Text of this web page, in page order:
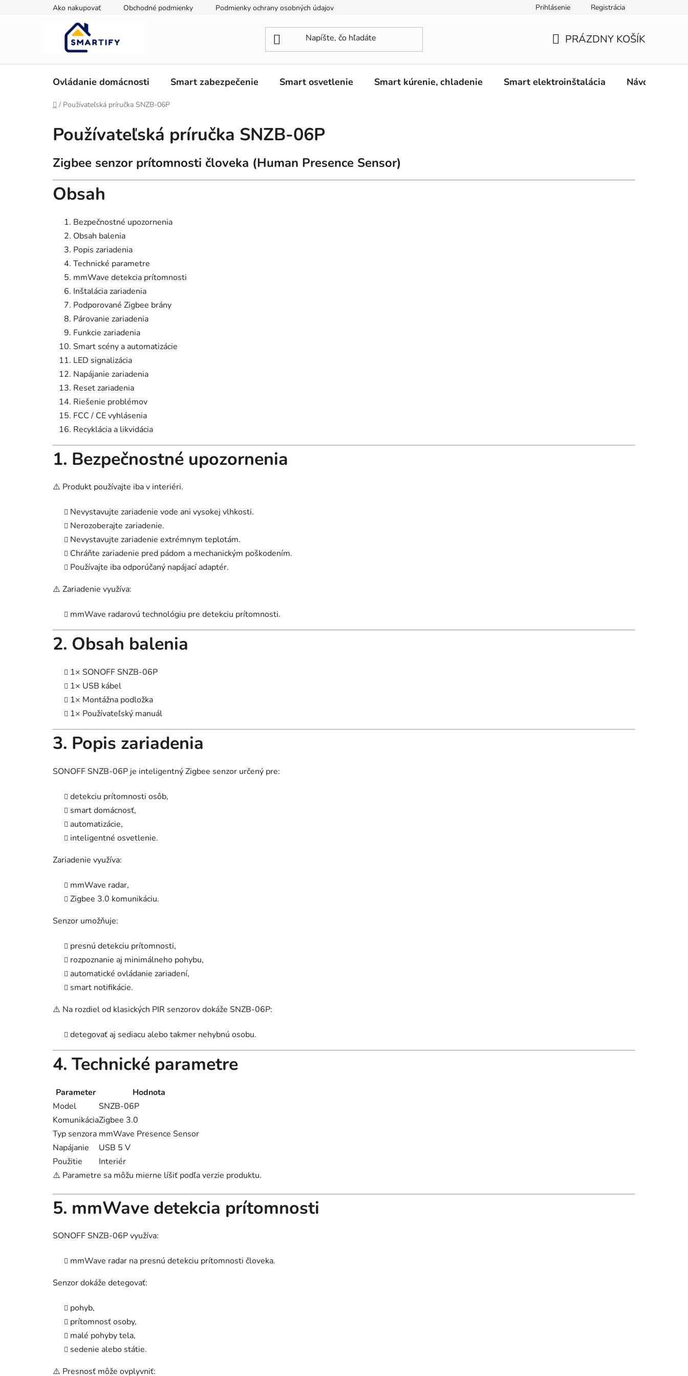
Ako nakupovať Obchodné podmienky Podmienky ochrany osobných údajov Prihlásenie Registrácia
KOŠÍK
PRÁZDNY KOŠÍK
Ovládanie domácnosti Smart zabezpečenie Smart osvetlenie Smart kúrenie, chladenie Smart elektroinštalácia Návody
Domov
/ Používateľská príručka SNZB-06P
Používateľská príručka SNZB-06P
Zigbee senzor prítomnosti človeka (Human Presence Sensor)
Obsah
Bezpečnostné upozornenia
Obsah balenia
Popis zariadenia
Technické parametre
mmWave detekcia prítomnosti
Inštalácia zariadenia
Podporované Zigbee brány
Párovanie zariadenia
Funkcie zariadenia
Smart scény a automatizácie
LED signalizácia
Napájanie zariadenia
Reset zariadenia
Riešenie problémov
FCC / CE vyhlásenia
Recyklácia a likvidácia
1. Bezpečnostné upozornenia
⚠️ Produkt používajte iba v interiéri.
Nevystavujte zariadenie vode ani vysokej vlhkosti.
Nerozoberajte zariadenie.
Nevystavujte zariadenie extrémnym teplotám.
Chráňte zariadenie pred pádom a mechanickým poškodením.
Používajte iba odporúčaný napájací adaptér.
⚠️ Zariadenie využíva:
mmWave radarovú technológiu pre detekciu prítomnosti.
2. Obsah balenia
1× SONOFF SNZB-06P
1× USB kábel
1× Montážna podložka
1× Používateľský manuál
3. Popis zariadenia
SONOFF SNZB-06P je inteligentný Zigbee senzor určený pre:
detekciu prítomnosti osôb,
smart domácnosť,
automatizácie,
inteligentné osvetlenie.
Zariadenie využíva:
mmWave radar,
Zigbee 3.0 komunikáciu.
Senzor umožňuje:
presnú detekciu prítomnosti,
rozpoznanie aj minimálneho pohybu,
automatické ovládanie zariadení,
smart notifikácie.
⚠️ Na rozdiel od klasických PIR senzorov dokáže SNZB-06P:
detegovať aj sediacu alebo takmer nehybnú osobu.
4. Technické parametre
Parameter
Hodnota
Model
SNZB-06P
KomunikáciaZigbee 3.0
Typ senzora mmWave Presence Sensor
Napájanie
USB 5 V
Použitie
Interiér
⚠️ Parametre sa môžu mierne líšiť podľa verzie produktu.
5. mmWave detekcia prítomnosti
SONOFF SNZB-06P využíva:
mmWave radar na presnú detekciu prítomnosti človeka.
Senzor dokáže detegovať:
pohyb,
prítomnosť osoby,
malé pohyby tela,
sedenie alebo státie.
⚠️ Presnosť môže ovplyvniť: